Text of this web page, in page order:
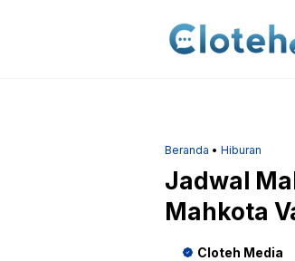
Beranda • Hiburan
Jadwal
Mahkota
Cloteh Media